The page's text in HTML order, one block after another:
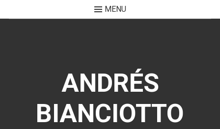
MENU
ANDRÉS
BIANCIOTTO